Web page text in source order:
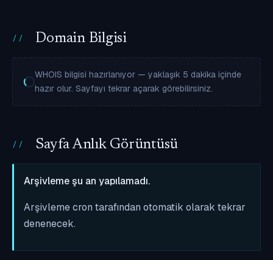
Domain Bilgisi
WHOIS bilgisi hazırlanıyor — yaklaşık 5 dakika içinde
hazır olur. Sayfayı tekrar açarak görebilirsiniz.
Sayfa Anlık Görüntüsü
Arşivleme şu an yapılamadı.
Arşivleme cron tarafından otomatik olarak tekrar
denenecek.